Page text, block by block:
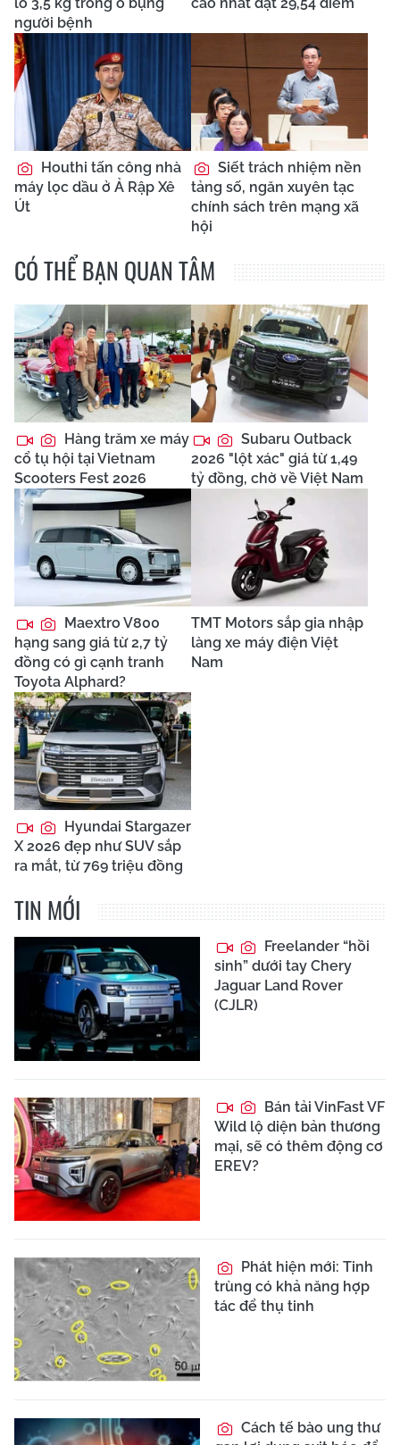
người bệnh
Houthi tấn công nhà
máy lọc dầu ở Ả Rập Xê
Út
Siết trách nhiệm nền
tảng số, ngăn xuyên tạc
chính sách trên mạng xã
hội
CÓ THỂ BẠN QUAN TÂM
Hàng trăm xe máy
cổ tụ hội tại Vietnam
Scooters Fest 2026
Subaru Outback
2026 "lột xác" giá từ 1,49
tỷ đồng, chờ về Việt Nam
Maextro V800
hạng sang giá từ 2,7 tỷ
đồng có gì cạnh tranh
Toyota Alphard?
TMT Motors sắp gia nhập
làng xe máy điện Việt
Nam
Hyundai Stargazer
X 2026 đẹp như SUV sắp
ra mắt, từ 769 triệu đồng
TIN MỚI
Freelander “hồi
sinh” dưới tay Chery
Jaguar Land Rover
(CJLR)
Bán tải VinFast VF
Wild lộ diện bản thương
mại, sẽ có thêm động cơ
EREV?
Phát hiện mới: Tinh
trùng có khả năng hợp
tác để thụ tinh
Cách tế bào ung thư